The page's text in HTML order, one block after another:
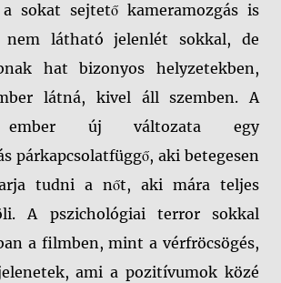
sokat sejtető kameramozgás is
nem látható jelenlét sokkal, de
hat bizonyos helyzetekben,
látná, kivel áll szemben. A
ember új változata egy
párkapcsolatfüggő, aki betegesen
tudni a nőt, aki mára teljes
A pszichológiai terror sokkal
a filmben, mint a vérfröcsögés,
ami a pozitívumok közé